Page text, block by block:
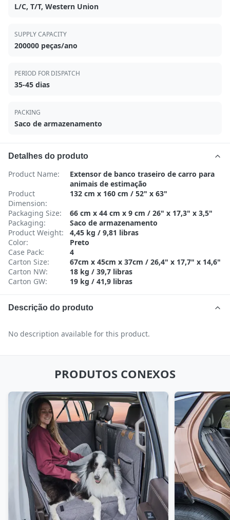
L/C, T/T, Western Union
SUPPLY CAPACITY
200000 peças/ano
PERIOD FOR DISPATCH
35-45 dias
PACKING
Saco de armazenamento
Detalhes do produto
Product Name:
Extensor de banco traseiro de carro para
animais de estimação
Product
Dimension:
132 cm x 160 cm / 52" x 63"
Packaging Size:
66 cm x 44 cm x 9 cm / 26" x 17,3" x 3,5"
Packaging:
Saco de armazenamento
Product Weight:
4,45 kg / 9,81 libras
Color:
Preto
Case Pack:
4
Carton Size:
67cm x 45cm x 37cm / 26,4" x 17,7" x 14,6"
Carton NW:
18 kg / 39,7 libras
Carton GW:
19 kg / 41,9 libras
Descrição do produto
No description available for this product.
PRODUTOS CONEXOS